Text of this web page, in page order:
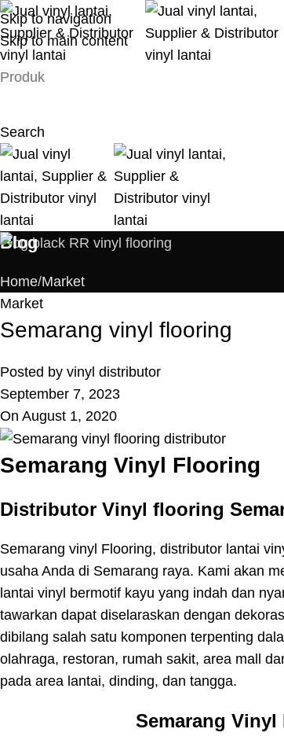
Skip to navigation
Skip to main content
Produk
Search
Blog
Home Market
Market
Semarang vinyl flooring
Posted by vinyl distributor
September 7, 2023
On August 1, 2020
Semarang Vinyl Flooring
Distributor Vinyl flooring
Semarang vinyl Flooring, distributor lantai
usaha Anda di Semarang raya. Kami akan
lantai vinyl bermotif kayu yang indah dan
tawarkan dapat diselaraskan dengan
dibilang salah satu komponen terpenting
olahraga, restoran, rumah sakit, area mall
pada area lantai, dinding, dan tangga.
Semarang Vinyl